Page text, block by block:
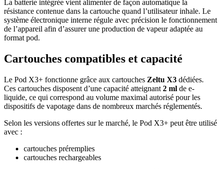
La batterie intégrée vient alimenter de façon automatique la
résistance contenue dans la cartouche quand l’utilisateur inhale. Le
système électronique interne régule avec précision le fonctionnement
de l’appareil afin d’assurer une production de vapeur adaptée au
format pod.
Cartouches compatibles et capacité
Le Pod X3+ fonctionne grâce aux cartouches Zeltu X3 dédiées.
Ces cartouches disposent d’une capacité atteignant 2 ml de e-
liquide, ce qui correspond au volume maximal autorisé pour les
dispositifs de vapotage dans de nombreux marchés réglementés.
Selon les versions offertes sur le marché, le Pod X3+ peut être utilisé
avec :
cartouches préremplies
cartouches rechargeables